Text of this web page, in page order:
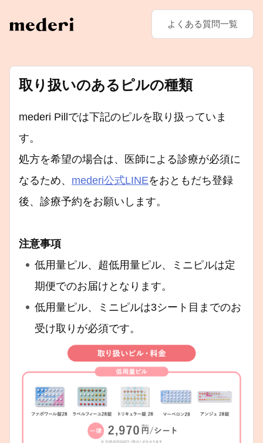
よくある質問一覧
取り扱いのあるピルの種類
mederi Pillでは下記のピルを取り扱っていま
す。
処方を希望の場合は、医師による診療が必須に
なるため、 mederi公式LINEをおともだち登録
後、診療予約をお願いします。
注意事項
低用量ピル、超低用量ピル、ミニピルは定
期便でのお届けとなります。
低用量ピル、ミニピルは3シート目までのお
受け取りが必須です。